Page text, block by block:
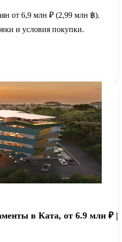
от 6,9 млн ₽ (2,99 млн ฿).
и условия покупки.
в Ката, от 6.9 млн ₽ |